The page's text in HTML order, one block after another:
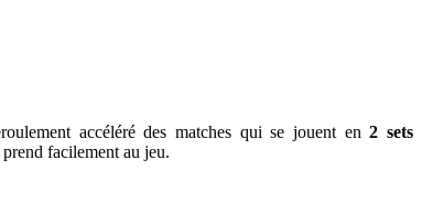
accéléré des matches qui se jouent en2 sets
facilement au jeu.